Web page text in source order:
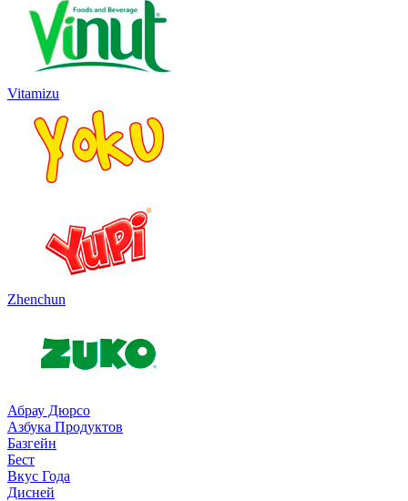
Vitamizu
Zhenchun
Абрау Дюрсо
Азбука Продуктов
Базгейн
Бест
Вкус Года
Дисней